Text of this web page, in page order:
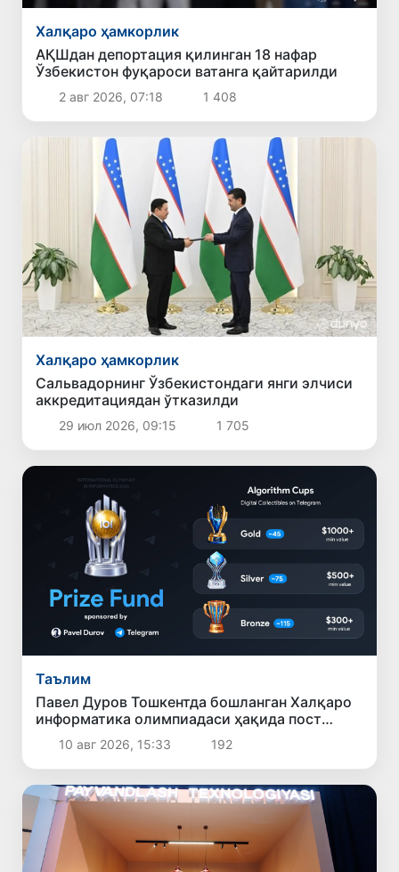
Халқаро ҳамкорлик
АҚШдан депортация қилинган 18 нафар
Ўзбекистон фуқароси ватанга қайтарилди
2 авг 2026, 07:18 1 408
Халқаро ҳамкорлик
Сальвадорнинг Ўзбекистондаги янги элчиси
аккредитациядан ўтказилди
29 июл 2026, 09:15 1 705
Таълим
Павел Дуров Тошкентда бошланган Халқаро
информатика олимпиадаси ҳақида пост
қолдирди
10 авг 2026, 15:33 192